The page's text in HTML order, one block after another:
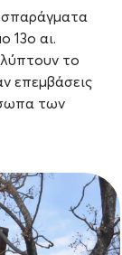
σπαράγματα
13ο αι.
το
επεμβάσεις
των